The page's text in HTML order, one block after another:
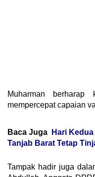
Muharman
mempercepat capaian
Baca Juga
Hari
Tanjab Barat Tetap
Tampak hadir juga